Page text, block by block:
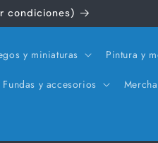
condiciones)
y miniaturas Pintura y
Fundas y accesorios